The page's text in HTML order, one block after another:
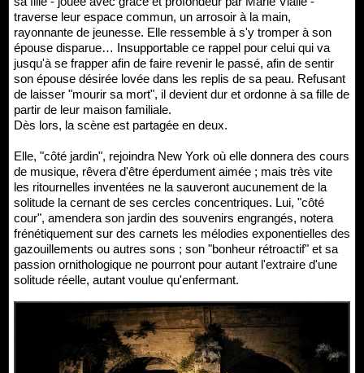
traverse leur espace commun, un arrosoir à la main,
rayonnante de jeunesse. Elle ressemble à s'y tromper à son
épouse disparue… Insupportable ce rappel pour celui qui va
jusqu'à se frapper afin de faire revenir le passé, afin de sentir
son épouse désirée lovée dans les replis de sa peau. Refusant
de laisser "mourir sa mort", il devient dur et ordonne à sa fille de
partir de leur maison familiale.
Dès lors, la scène est partagée en deux.
Elle, "côté jardin", rejoindra New York où elle donnera des cours
de musique, rêvera d'être éperdument aimée ; mais très vite
les ritournelles inventées ne la sauveront aucunement de la
solitude la cernant de ses cercles concentriques. Lui, "côté
cour", amendera son jardin des souvenirs engrangés, notera
frénétiquement sur des carnets les mélodies exponentielles des
gazouillements ou autres sons ; son "bonheur rétroactif" et sa
passion ornithologique ne pourront pour autant l'extraire d'une
solitude réelle, autant voulue qu'enfermant.